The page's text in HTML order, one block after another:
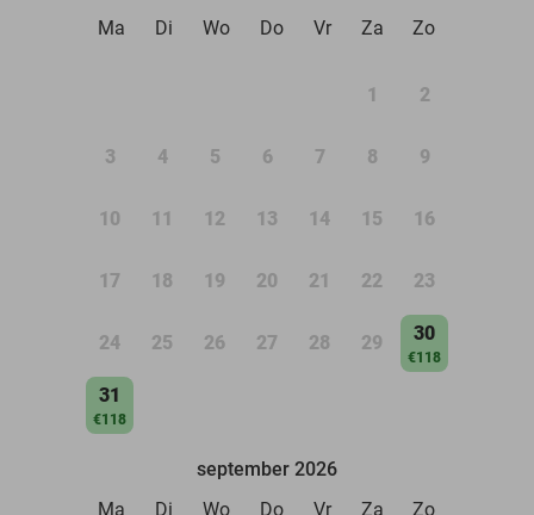
Ma
Di Wo Do Vr Za Zo
1 2
3 4 5 6 7 8 9
10 11 12 13 14 15 16
17 18 19 20 21 22 23
24 25 26 27 28 29 30
€118
31
€118
september 2026
Ma
Di Wo Do Vr Za Zo